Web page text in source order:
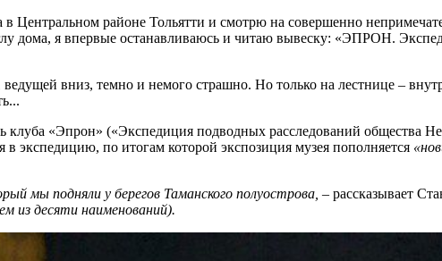
Центральном районе Тольятти и смотрю на совершенно
дома, я впервые останавливаюсь и читаю вывеску: «ЭПРОН.
вниз, темно и немого страшно. Но только на лестнице –
клуба «Эпрон» («Экспедиция подводных расследований общества
в экспедицию, по итогам которой экспозиция музея пополняется
мы подняли у берегов Таманского полуострова, – рассказывает
из десяти наименований).